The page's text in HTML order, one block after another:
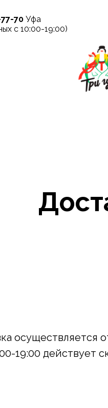
70 Уфа
с 10:00-19:00)
осуществляется
19:00 действует